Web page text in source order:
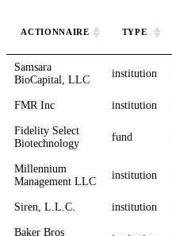
ACTIONNAIRE TYPE
Samsara
BioCapital, LLC
institution
FMR Inc institution
Fidelity Select
Biotechnology
fund
Millennium
Management LLC
institution
Siren, L.L.C. institution
Baker Bros